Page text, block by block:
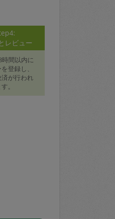
レビュー
間以内に
登録し、
済が行われ
。